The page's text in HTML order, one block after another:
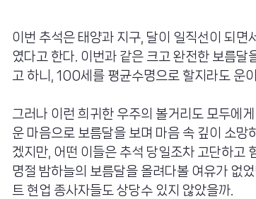
이번 추석은 태양과 지구, 달이 일직선이 되면
였다고 한다. 이번과 같은 크고 완전한 보름
고 하니, 100세를 평균수명으로 할지라도 운
그러나 이런 희귀한 우주의 볼거리도 모두에
운 마음으로 보름달을 보며 마음 속 깊이 소망
겠지만, 어떤 이들은 추석 당일조차 고단하고
명절 밤하늘의 보름달을 올려다볼 여유가 없
트 현업 종사자들도 상당수 있지 않았을까.